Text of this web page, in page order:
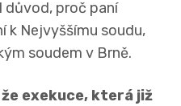
důvod, proč paní
k Nejvyššímu soudu,
soudem v Brně.
exekuce, která již